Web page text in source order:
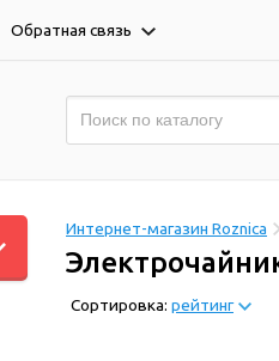
Обратная связь
Интернет-магазин Roznica
Сортировка: рейтинг